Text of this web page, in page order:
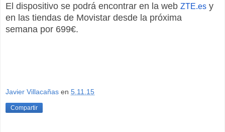
El dispositivo se podrá encontrar en la web ZTE.es y
en las tiendas de Movistar desde la próxima
semana por 699€.
Javier Villacañas en 5.11.15
Compartir